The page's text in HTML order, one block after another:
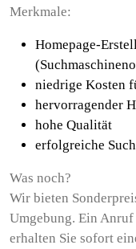
Merkmale:
Homepage-
niedrige Kosten
hervorragender
hohe Qualität
erfolgreiche
Was noch?
Wir bieten
Umgebung. Ein
erhalten Sie sofort